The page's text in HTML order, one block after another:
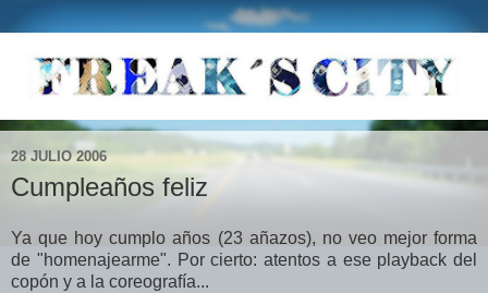
28 JULIO 2006
Cumpleaños feliz
Ya que hoy cumplo años (23 añazos), no veo mejor forma
de "homenajearme". Por cierto: atentos a ese playback del
copón y a la coreografía...